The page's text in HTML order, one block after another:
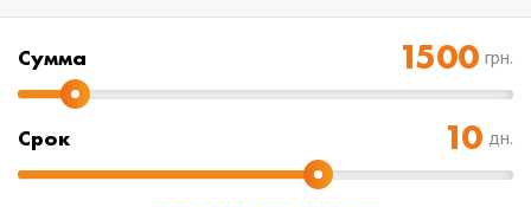
Cумма грн.
Срок дн.